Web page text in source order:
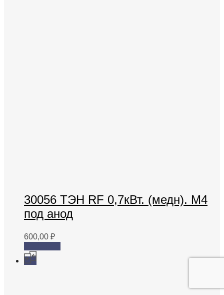
30056 ТЭН RF 0,7кВт. (медн). M4
под анод
600,00 ₽